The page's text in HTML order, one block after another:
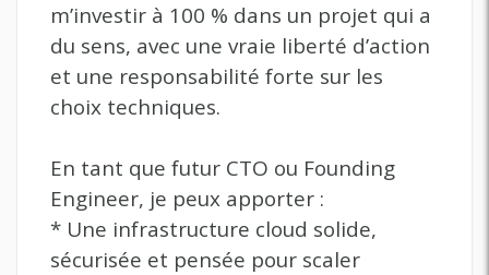
m’investir à 100 % dans un projet qui a
du sens, avec une vraie liberté d’action
et une responsabilité forte sur les
choix techniques.
En tant que futur CTO ou Founding
Engineer, je peux apporter :
* Une infrastructure cloud solide,
sécurisée et pensée pour scaler